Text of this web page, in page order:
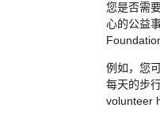
您是否需
心的公益
例如，您
每天的步
volunteer